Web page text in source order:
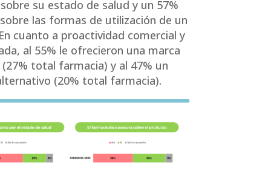
su estado de salud y un 57%
las formas de utilización de un
cuanto a proactividad comercial y
al 55% le ofrecieron una marca
total farmacia) y al 47% un
(20% total farmacia).